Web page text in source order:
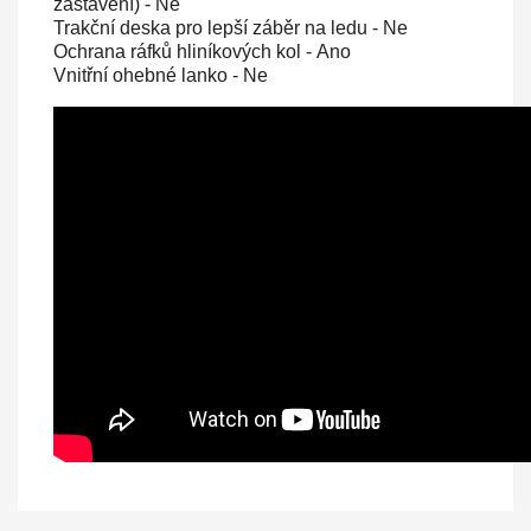
Trakční deska pro lepší záběr na ledu - Ne
Ochrana ráfků hliníkových kol - Ano
Vnitřní ohebné lanko - Ne